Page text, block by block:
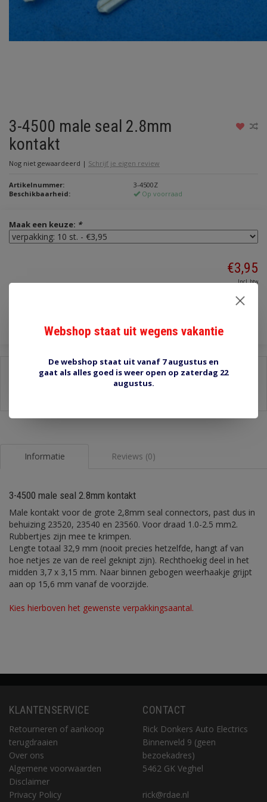
3-4500 male seal 2.8mm
kontakt
Nog niet gewaardeerd | Schrijf je eigen review
Artikelnummer:
3-4500Z
Beschikbaarheid:
Op voorraad
Maak een keuze: *
€3,95
Incl. btw
Informatie Reviews (0)
3-4500 male seal 2.8mm kontakt
Male kontakt voor de grote 2,8mm seal connectors, past dus in
behuizing 23520, 23540 en 23560. Voor draad 1.0-2.5 mm2.
Rubbertjes zijn mee te krimpen.
Lengte totaal 32,9 mm (nooit precies hetzelfde, hangt af van
hoe netjes ze van de reel geknipt zijn). Rechthoekig deel in het
midden 3,7 x 3,15 mm. Naar binnen gebogen weerhaakje grijpt
aan op 15,6 mm vanaf de voorzijde.
Kies hierboven het gewenste verpakkingsaantal.
KLANTENSERVICE
Retourneren of aankoop
terugdraaien
Over ons
Algemene voorwaarden
Disclaimer
Privacy Policy
CONTACT
Rick Donkers Auto Electrics
Binnenveld 9 (geen
bezoekadres)
5462 GK Veghel
rick@rdae.nl
Webshop staat uit wegens vakantie
De webshop staat uit vanaf 7 augustus en
gaat als alles goed is weer open op zaterdag 22
augustus.